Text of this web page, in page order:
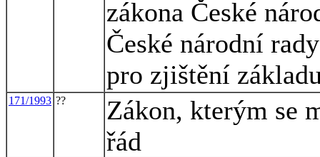
zákona České
České národní
pro zjištění
171/1993 ??
Zákon, kterým se
řád